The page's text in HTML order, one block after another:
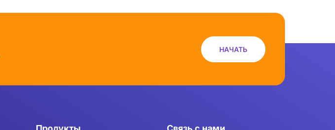
НАЧАТЬ